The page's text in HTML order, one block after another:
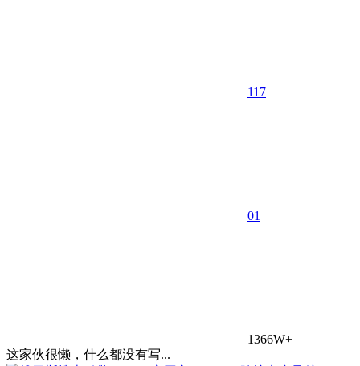
117
01
1366W+
这家伙很懒，什么都没有写...